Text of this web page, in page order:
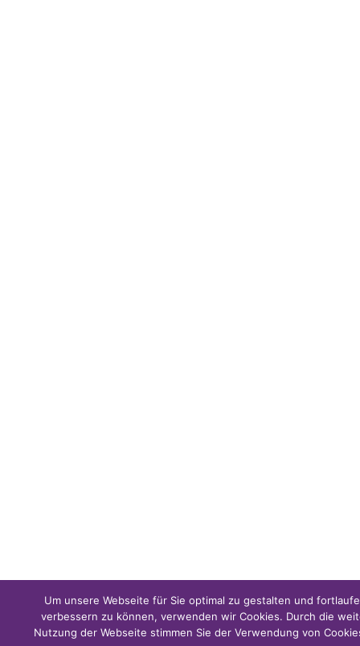
Um unsere Webseite für Sie optimal zu gestalten und
verbessern zu können, verwenden wir Cookies. Durch die
Nutzung der Webseite stimmen Sie der Verwendung von